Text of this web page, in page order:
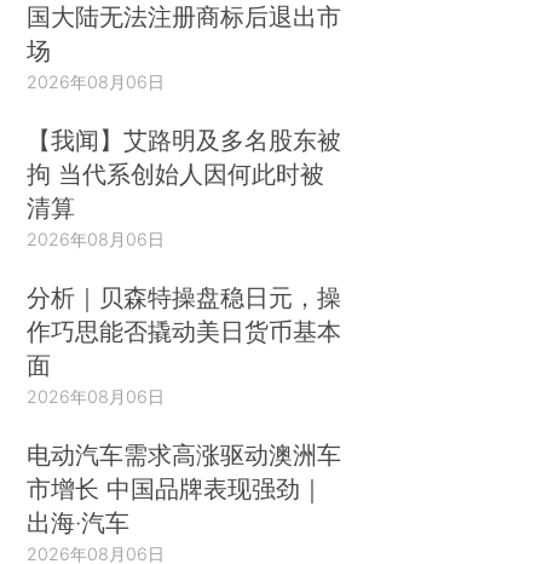
国大陆无法注册商标后退出市
场
2026年08月06日
【我闻】艾路明及多名股东被
拘 当代系创始人因何此时被
清算
2026年08月06日
分析｜贝森特操盘稳日元，操
作巧思能否撬动美日货币基本
面
2026年08月06日
电动汽车需求高涨驱动澳洲车
市增长 中国品牌表现强劲｜
出海·汽车
2026年08月06日